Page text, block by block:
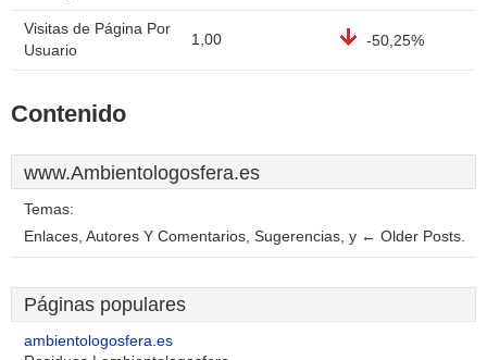
Visitas de Página Por
Usuario
1,00 -50,25%
Contenido
www.Ambientologosfera.es
Temas:
Enlaces, Autores Y Comentarios, Sugerencias, y ← Older Posts.
Páginas populares
ambientologosfera.es